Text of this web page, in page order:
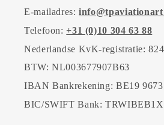
E-mailadres:
Telefoon:+31 (0)10 304 63 88
Nederlandse KvK-registratie:
BTW: NL003677907B63
IBAN Bankrekening: BE19 9673
BIC/SWIFT Bank: